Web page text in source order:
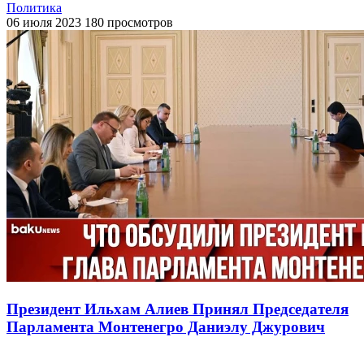
Политика
06 июля 2023 180 просмотров
Президент Ильхам Алиев Принял Председателя
Парламента Монтенегро Даниэлу Джурович